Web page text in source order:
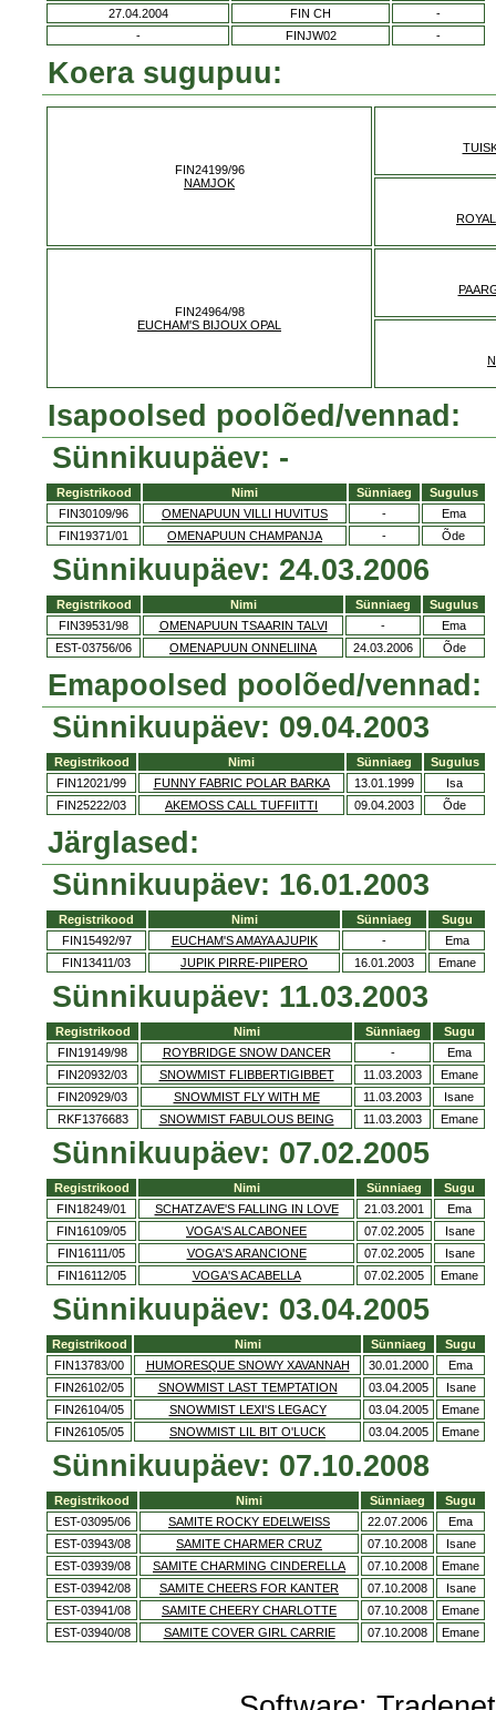
27.04.2004
FIN CH
-
-
FINJW02 -
Koera sugupuu:
FIN24199/96
NAMJOK
FIN24964/98
EUCHAM'S BIJOUX OPAL
Isapoolsed poolõed/vennad:
Sünnikuupäev: -
Registrikood Nimi Sünniaeg
Sugulus
FIN30109/96
OMENAPUUN VILLI HUVITUS -
Ema
FIN19371/01
OMENAPUUN CHAMPANJA - Õde
Sünnikuupäev: 24.03.2006
Registrikood Nimi Sünniaeg
Sugulus
FIN39531/98
OMENAPUUN TSAARIN TALVI -
Ema
EST-03756/06
OMENAPUUN ONNELIINA 24.03.2006 Õde
Emapoolsed poolõed/vennad:
Sünnikuupäev: 09.04.2003
Registrikood Nimi Sünniaeg
Sugulus
FIN12021/99
FUNNY FABRIC POLAR BARKA 13.01.1999
Isa
FIN25222/03
AKEMOSS CALL TUFFIITTI 09.04.2003 Õde
Järglased:
Sünnikuupäev: 16.01.2003
Registrikood Nimi Sünniaeg
Sugu
FIN15492/97
EUCHAM'S AMAYA AJUPIK -
Ema
FIN13411/03
JUPIK PIRRE-PIIPERO 16.01.2003 Emane
Sünnikuupäev: 11.03.2003
Registrikood Nimi Sünniaeg
Sugu
FIN19149/98
ROYBRIDGE SNOW DANCER -
Ema
FIN20932/03
SNOWMIST FLIBBERTIGIBBET 11.03.2003
Emane
FIN20929/03
SNOWMIST FLY WITH ME 11.03.2003
Isane
RKF1376683
SNOWMIST FABULOUS BEING 11.03.2003 Emane
Sünnikuupäev: 07.02.2005
Registrikood Nimi Sünniaeg
Sugu
FIN18249/01
SCHATZAVE'S FALLING IN LOVE 21.03.2001
Ema
FIN16109/05
VOGA'S ALCABONEE 07.02.2005
Isane
FIN16111/05
VOGA'S ARANCIONE 07.02.2005
Isane
FIN16112/05
VOGA'S ACABELLA 07.02.2005 Emane
Sünnikuupäev: 03.04.2005
Registrikood Nimi Sünniaeg
Sugu
FIN13783/00
HUMORESQUE SNOWY XAVANNAH 30.01.2000
Ema
FIN26102/05
SNOWMIST LAST TEMPTATION 03.04.2005
Isane
FIN26104/05
SNOWMIST LEXI'S LEGACY 03.04.2005
Emane
FIN26105/05
SNOWMIST LIL BIT O'LUCK 03.04.2005 Emane
Sünnikuupäev: 07.10.2008
Registrikood Nimi Sünniaeg
Sugu
EST-03095/06
SAMITE ROCKY EDELWEISS 22.07.2006
Ema
EST-03943/08
SAMITE CHARMER CRUZ 07.10.2008
Isane
EST-03939/08
SAMITE CHARMING CINDERELLA 07.10.2008
Emane
EST-03942/08
SAMITE CHEERS FOR KANTER 07.10.2008
Isane
EST-03941/08
SAMITE CHEERY CHARLOTTE 07.10.2008
Emane
EST-03940/08
SAMITE COVER GIRL CARRIE 07.10.2008 Emane